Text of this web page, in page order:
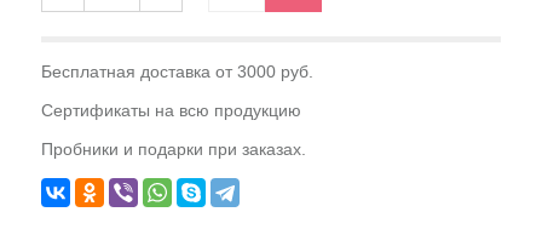
Бесплатная доставка от 3000 руб.
Сертификаты на всю продукцию
Пробники и подарки при заказах.